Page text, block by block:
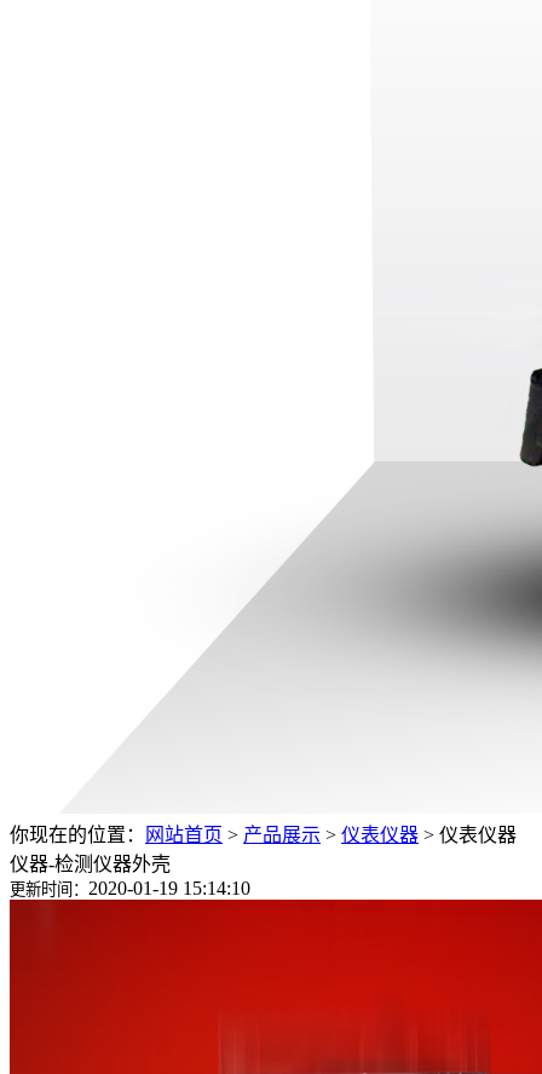
你现在的位置： 网站首页 > 产品展示 > 仪表仪器 > 仪表仪器
仪器-检测仪器外壳
更新时间： 2020-01-19 15:14:10